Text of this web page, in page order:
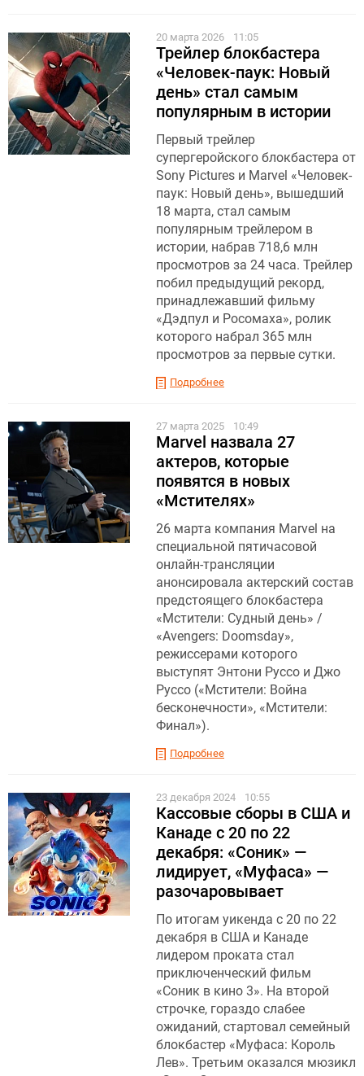
20 марта 2026 11:05
Трейлер блокбастера
«Человек-паук: Новый
день» стал самым
популярным в истории
Первый трейлер
супергеройского блокбастера от
Sony Pictures и Marvel «Человек-
паук: Новый день», вышедший
18 марта, стал самым
популярным трейлером в
истории, набрав 718,6 млн
просмотров за 24 часа. Трейлер
побил предыдущий рекорд,
принадлежавший фильму
«Дэдпул и Росомаха», ролик
которого набрал 365 млн
просмотров за первые сутки.
Подробнее
27 марта 2025 10:49
Marvel назвала 27
актеров, которые
появятся в новых
«Мстителях»
26 марта компания Marvel на
специальной пятичасовой
онлайн-трансляции
анонсировала актерский состав
предстоящего блокбастера
«Мстители: Судный день» /
«Аvengers: Doomsday»,
режиссерами которого
выступят Энтони Руссо и Джо
Руссо («Мстители: Война
бесконечности», «Мстители:
Финал»).
Подробнее
23 декабря 2024 10:55
Кассовые сборы в США и
Канаде с 20 по 22
декабря: «Cоник» —
лидирует, «Муфаса» —
разочаровывает
По итогам уикенда с 20 по 22
декабря в США и Канаде
лидером проката стал
приключенческий фильм
«Соник в кино 3». На второй
строчке, гораздо слабее
ожиданий, стартовал семейный
блокбастер «Муфаса: Король
Лев». Третьим оказался мюзикл